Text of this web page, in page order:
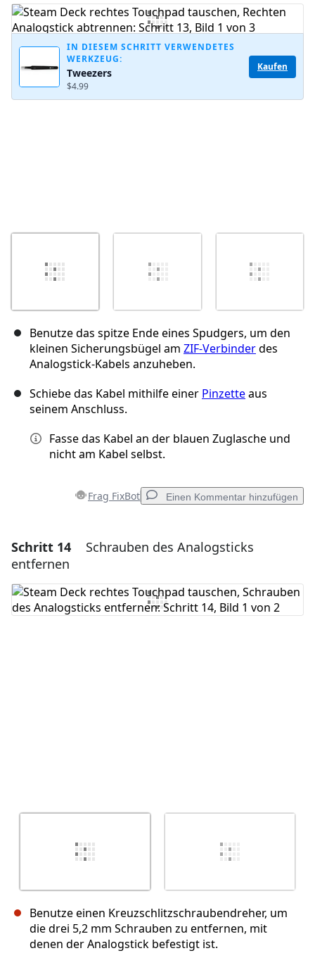
Kommentar hinzufügen
Kommentieren
IN DIESEM SCHRITT VERWENDETES
WERKZEUG:
Tweezers
$4.99
Kaufen
Benutze das spitze Ende eines Spudgers, um den
kleinen Sicherungsbügel am ZIF-Verbinderdes
Analogstick-Kabels anzuheben.
Schiebe das Kabel mithilfe einer Pinzetteaus
seinem Anschluss.
Fasse das Kabel an der blauen Zuglasche und
nicht am Kabel selbst.
Frag FixBot Einen Kommentar hinzufügen
Einen Kommentar hinzufügen
Kommentar hinzufügen
Schritt 14
Schrauben des Analogsticks
entfernen
Benutze einen Kreuzschlitzschraubendreher, um
die drei 5,2 mm Schrauben zu entfernen, mit
denen der Analogstick befestigt ist.